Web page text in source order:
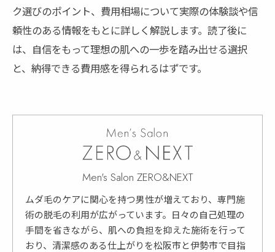
ク選びのポイント、費用相場について実際の体験談や信
頼性のある情報をもとに詳しく解説します。読了後に
は、自信をもって理想の肌への一歩を踏み出せる選択
と、納得できる費用感を得られるはずです。
Men's Salon ZERO&NEXT
ムダ毛のケアに関心を持つ男性が増えており、専門施
術の脱毛の利用が広がっています。日々の自己処理の
手間を省きながら、肌への負担を抑えた施術を行って
おり、清潔感のある仕上がりを松阪市と伊勢市で目指